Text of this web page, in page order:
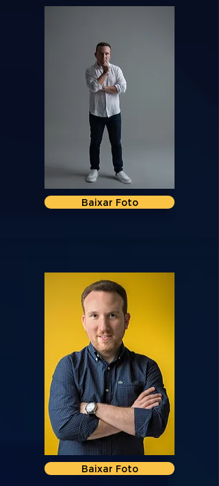
Baixar Foto
Baixar Foto